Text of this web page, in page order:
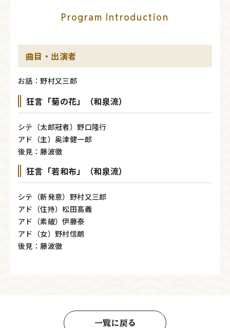
Program Introduction
曲目・出演者
お話：野村又三郎
狂言「菊の花」（和泉流）
シテ（太郎冠者）野口隆行
アド（主）奥津健一郎
後見：藤波徹
狂言「若和布」（和泉流）
シテ（新発意）野村又三郎
アド（住持）松田髙義
アド（素破）伊藤泰
アド（女）野村信朗
後見：藤波徹
一覧に戻る